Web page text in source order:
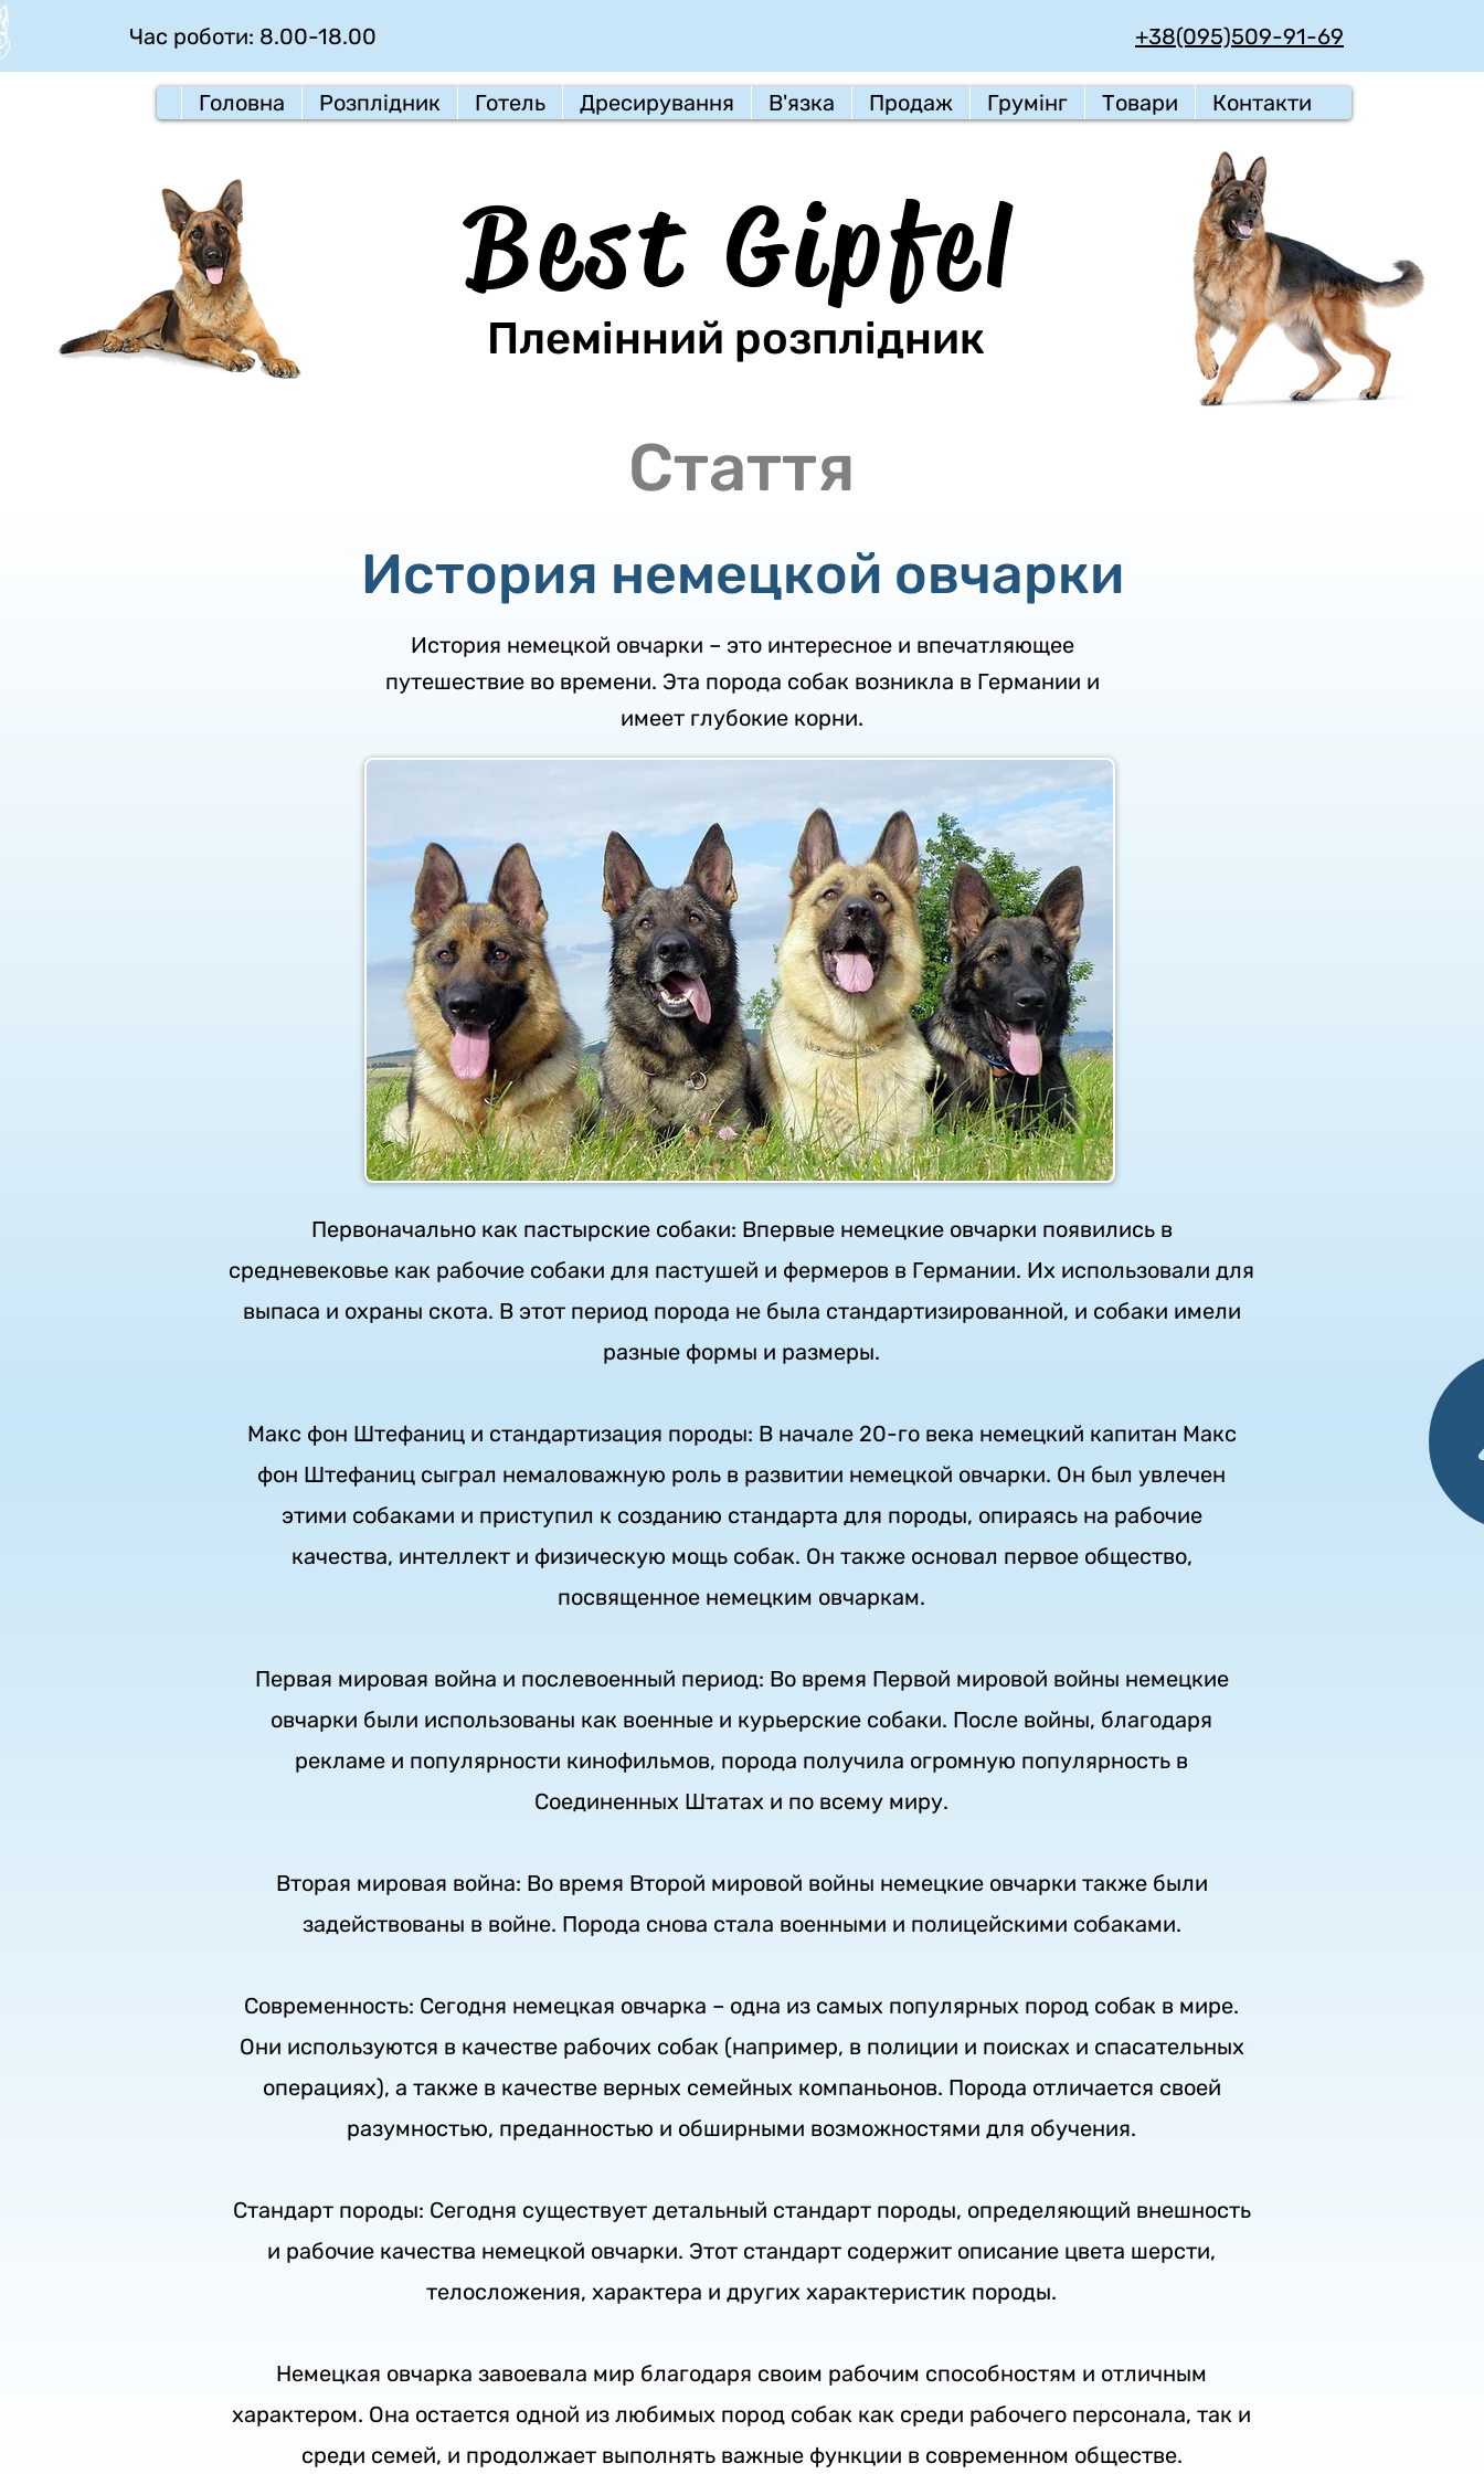
Час роботи: 8.00-18.00 +38(095)509-91-69
Головна Розплідник Готель Дресирування В'язка Продаж Грумінг Товари Контакти
Best Gipfel
Племінний розплідник
Стаття
История немецкой овчарки
История немецкой овчарки – это интересное и впечатляющее
путешествие во времени. Эта порода собак возникла в Германии и
имеет глубокие корни.
Первоначально как пастырские собаки: Впервые немецкие овчарки появились в
средневековье как рабочие собаки для пастушей и фермеров в Германии. Их использовали для
выпаса и охраны скота. В этот период порода не была стандартизированной, и собаки имели
разные формы и размеры.
Макс фон Штефаниц и стандартизация породы: В начале 20-го века немецкий капитан Макс
фон Штефаниц сыграл немаловажную роль в развитии немецкой овчарки. Он был увлечен
этими собаками и приступил к созданию стандарта для породы, опираясь на рабочие
качества, интеллект и физическую мощь собак. Он также основал первое общество,
посвященное немецким овчаркам.
Первая мировая война и послевоенный период: Во время Первой мировой войны немецкие
овчарки были использованы как военные и курьерские собаки. После войны, благодаря
рекламе и популярности кинофильмов, порода получила огромную популярность в
Соединенных Штатах и по всему миру.
Вторая мировая война: Во время Второй мировой войны немецкие овчарки также были
задействованы в войне. Порода снова стала военными и полицейскими собаками.
Современность: Сегодня немецкая овчарка – одна из самых популярных пород собак в мире.
Они используются в качестве рабочих собак (например, в полиции и поисках и спасательных
операциях), а также в качестве верных семейных компаньонов. Порода отличается своей
разумностью, преданностью и обширными возможностями для обучения.
Стандарт породы: Сегодня существует детальный стандарт породы, определяющий внешность
и рабочие качества немецкой овчарки. Этот стандарт содержит описание цвета шерсти,
телосложения, характера и других характеристик породы.
Немецкая овчарка завоевала мир благодаря своим рабочим способностям и отличным
характером. Она остается одной из любимых пород собак как среди рабочего персонала, так и
среди семей, и продолжает выполнять важные функции в современном обществе.